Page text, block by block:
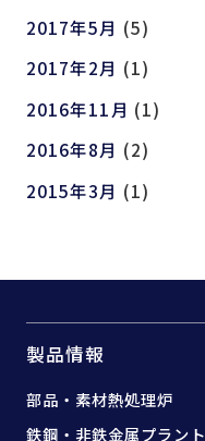
2017年5月 (5)
2017年2月 (1)
2016年11月 (1)
2016年8月 (2)
2015年3月 (1)
製品情報
部品・素材熱処理炉
鉄鋼・非鉄金属プラント